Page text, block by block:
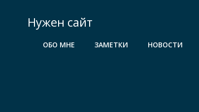
содержимомуНужен сайт
ОБО МНЕ ЗАМЕТКИ НОВОСТИ